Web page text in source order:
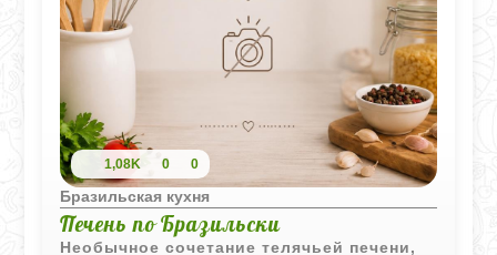
1,08K 0 0
Бразильская кухня
Печень по Бразильски
Необычное сочетание телячьей печени,